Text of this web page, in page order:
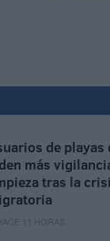
de playas
más
tras la
11 HORAS